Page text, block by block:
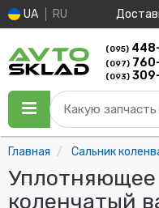
UA RU
(095)
(097)
(093)
Какую
Главная Сальник
Уплотняющее
коленчатый